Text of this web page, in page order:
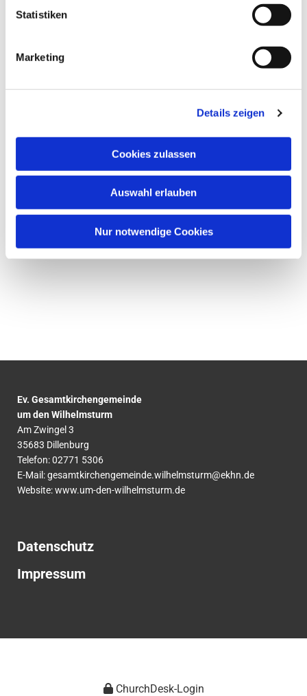
Statistiken
Marketing
Details zeigen
Cookies zulassen
Auswahl erlauben
Nur notwendige Cookies
8018818 oder
Kontakt>Propsteikantorin Petra Denker
Ev. Gesamtkirchengemeinde
um den Wilhelmsturm
Am Zwingel 3
35683 Dillenburg
Telefon:02771 5306
E-Mail:gesamtkirchengemeinde.wilhelmsturm@ekhn.de
Website: www.um-den-wilhelmsturm.de
Datenschutz
Impressum
ChurchDesk-Login